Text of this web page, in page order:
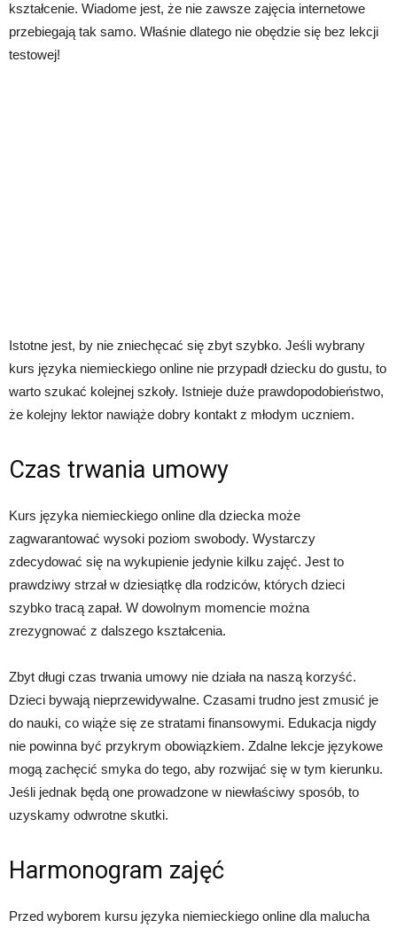
kształcenie. Wiadome jest, że nie zawsze zajęcia internetowe
przebiegają tak samo. Właśnie dlatego nie obędzie się bez lekcji
testowej!
Istotne jest, by nie zniechęcać się zbyt szybko. Jeśli wybrany
kurs języka niemieckiego online nie przypadł dziecku do gustu, to
warto szukać kolejnej szkoły. Istnieje duże prawdopodobieństwo,
że kolejny lektor nawiąże dobry kontakt z młodym uczniem.
Czas trwania umowy
Kurs języka niemieckiego online dla dziecka może
zagwarantować wysoki poziom swobody. Wystarczy
zdecydować się na wykupienie jedynie kilku zajęć. Jest to
prawdziwy strzał w dziesiątkę dla rodziców, których dzieci
szybko tracą zapał. W dowolnym momencie można
zrezygnować z dalszego kształcenia.
Zbyt długi czas trwania umowy nie działa na naszą korzyść.
Dzieci bywają nieprzewidywalne. Czasami trudno jest zmusić je
do nauki, co wiąże się ze stratami finansowymi. Edukacja nigdy
nie powinna być przykrym obowiązkiem. Zdalne lekcje językowe
mogą zachęcić smyka do tego, aby rozwijać się w tym kierunku.
Jeśli jednak będą one prowadzone w niewłaściwy sposób, to
uzyskamy odwrotne skutki.
Harmonogram zajęć
Przed wyborem kursu języka niemieckiego online dla malucha